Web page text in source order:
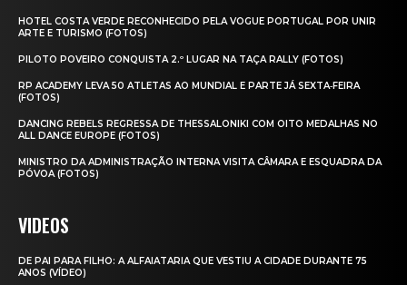
HOTEL COSTA VERDE RECONHECIDO PELA VOGUE PORTUGAL POR UNIR
ARTE E TURISMO (FOTOS)
PILOTO POVEIRO CONQUISTA 2.º LUGAR NA TAÇA RALLY (FOTOS)
RP ACADEMY LEVA 50 ATLETAS AO MUNDIAL E PARTE JÁ SEXTA‑FEIRA
(FOTOS)
DANCING REBELS REGRESSA DE THESSALONIKI COM OITO MEDALHAS NO
ALL DANCE EUROPE (FOTOS)
MINISTRO DA ADMINISTRAÇÃO INTERNA VISITA CÂMARA E ESQUADRA DA
PÓVOA (FOTOS)
VIDEOS
DE PAI PARA FILHO: A ALFAIATARIA QUE VESTIU A CIDADE DURANTE 75
ANOS (VÍDEO)